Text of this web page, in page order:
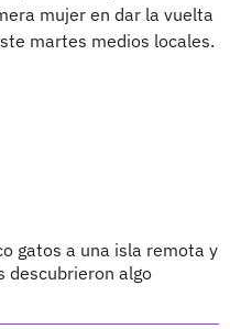
mujer en dar la vuelta
martes medios locales.
gatos a una isla remota y
descubrieron algo